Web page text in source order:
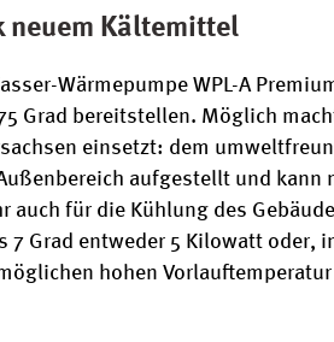
Kältemittel
Wärmepumpe WPL-A
Grad bereitstellen. Möglich
einsetzt: dem
aufgestellt und
auch für die Kühlung des
Grad entweder 5 Kilowatt
hohen